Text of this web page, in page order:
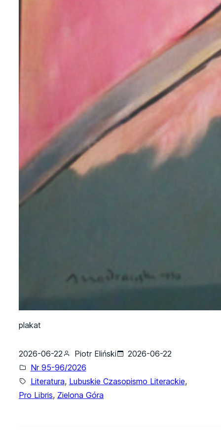
plakat
2026-06-22 Piotr Eliński
2026-06-22
Nr 95-96/2026
Literatura, Lubuskie Czasopismo Literackie,
Pro Libris, Zielona Góra